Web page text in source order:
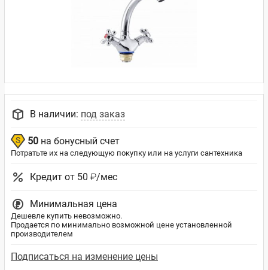
В наличии: под заказ
50 на бонусный счет
Потратьте их на следующую покупку или на услуги сантехника
Кредит от 50 ₽/мес
Минимальная цена
Дешевле купить невозможно.
Продается по минимально возможной цене установленной
производителем
Подписаться на изменение цены